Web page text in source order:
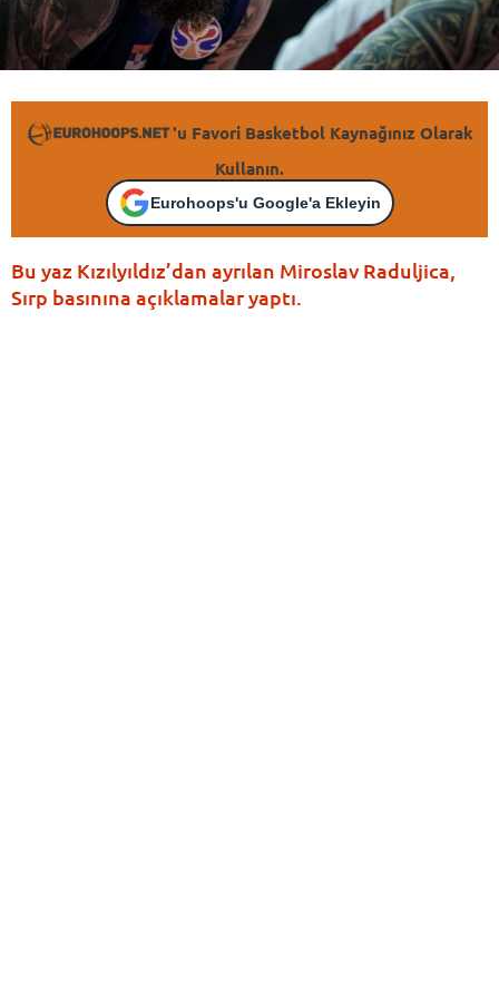
'u Favori Basketbol Kaynağınız Olarak
Kullanın.
Eurohoops'u Google'a Ekleyin
Bu yaz Kızılyıldız’dan ayrılan Miroslav Raduljica,
Sırp basınına açıklamalar yaptı.